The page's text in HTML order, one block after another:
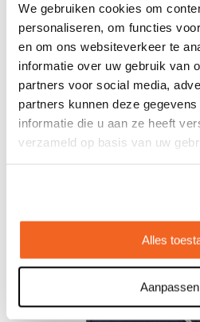
We gebruiken cookies om
personaliseren, om functies
en om ons websiteverkeer te
informatie over uw gebruik van
partners voor social media,
partners kunnen deze
informatie die u aan ze heeft
verzameld op basis van uw
Alles
Aanpassen
vanaf € 19,61
Onbedrukt geleverd in: 3
Bekijken